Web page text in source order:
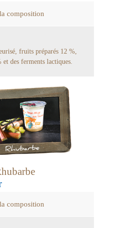
composition
fruits préparés 12 %,
et des ferments lactiques.
composition